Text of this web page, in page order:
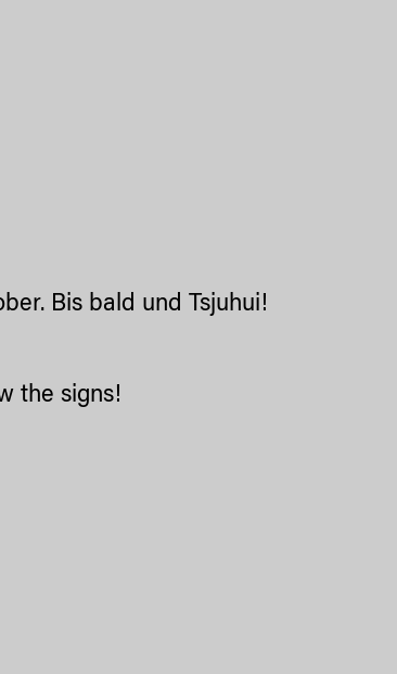
Bis bald und Tsjuhui!
the signs!